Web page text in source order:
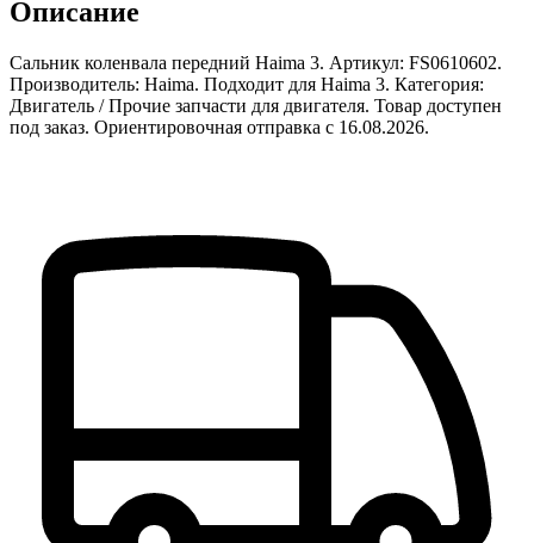
Описание
Сальник коленвала передний Haima 3. Артикул: FS0610602.
Производитель: Haima. Подходит для Haima 3. Категория:
Двигатель / Прочие запчасти для двигателя. Товар доступен
под заказ. Ориентировочная отправка с 16.08.2026.